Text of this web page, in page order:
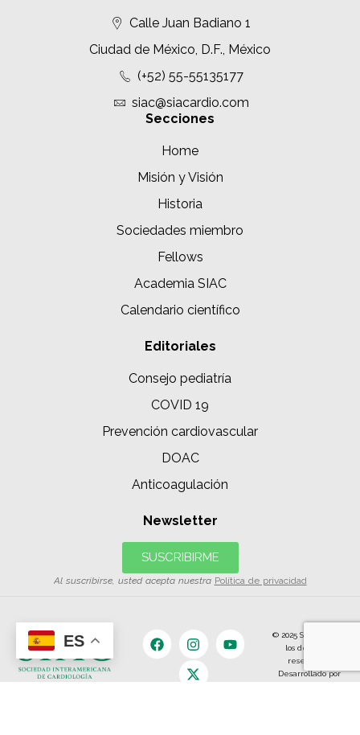
Calle Juan Badiano 1
Ciudad de México, D.F., México
(+52) 55-55135177
siac@siacardio.com
Secciones
Home
Misión y Visión
Historia
Sociedades miembro
Fellows
Academia SIAC
Calendario científico
Editoriales
Consejo pediatría
COVID 19
Prevención cardiovascular
DOAC
Anticoagulación
Newsletter
SUSCRIBIRME
Al suscribirse, usted acepta nuestra Política de privacidad
© 2025 SIAC | Todos
los derechos
reservados.
Desarrollado por
ES